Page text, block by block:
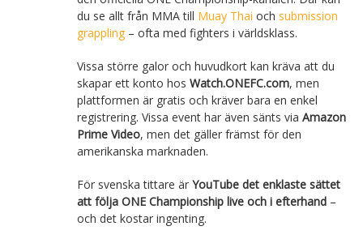
du se allt från MMA till Muay Thai och submission
grappling– ofta med fighters i världsklass.
Vissa större galor och huvudkort kan kräva att du
skapar ett konto hos Watch.ONEFC.com, men
plattformen är gratis och kräver bara en enkel
registrering. Vissa event har även sänts via Amazon
Prime Video, men det gäller främst för den
amerikanska marknaden.
För svenska tittare är YouTube det enklaste sättet
att följa ONE Championship live och i efterhand–
och det kostar ingenting.